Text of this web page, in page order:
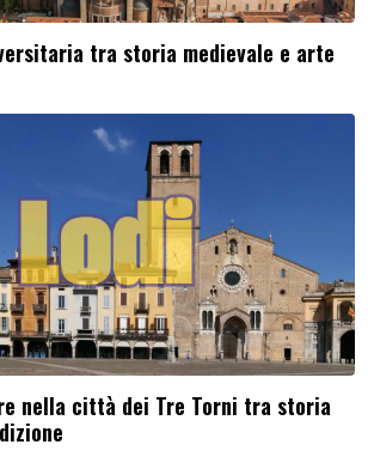
tra storia medievale e arte
nella città dei Tre Torni tra storia